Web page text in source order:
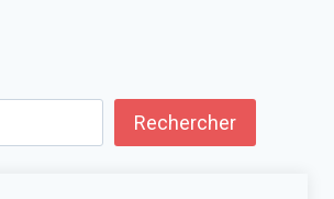
Rechercher